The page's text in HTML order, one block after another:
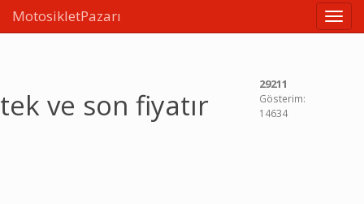
MotosikletPazarı
tek ve son fiyatır
29211
Gösterim:
14634